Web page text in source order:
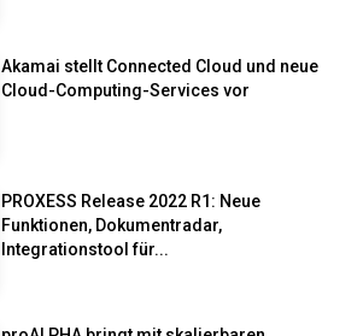
Akamai stellt Connected Cloud und neue
Cloud-Computing-Services vor
PROXESS Release 2022 R1: Neue
Funktionen, Dokumentradar,
Integrationstool für...